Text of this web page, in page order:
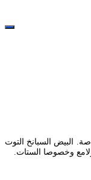
والمحار خاصة. البيض السبانخ التوت